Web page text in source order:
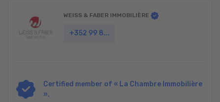
WEISS & FABER IMMOBILIÈRE
+352 99 8...
Certified member of « La Chambre Immobilière
».